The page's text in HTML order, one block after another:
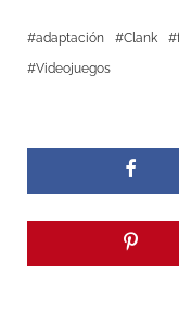
adaptación Clank
Videojuegos